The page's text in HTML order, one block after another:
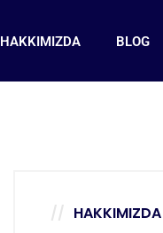
HAKKIMIZDA BLOG
HAKKIMIZDA